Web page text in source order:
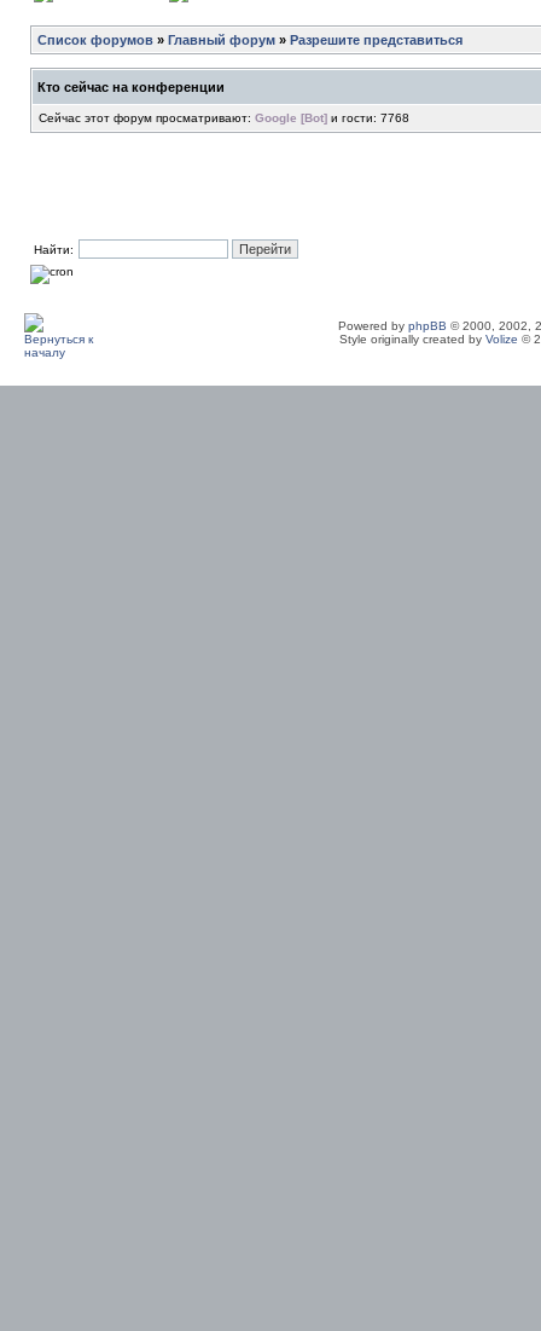
Список форумов » Главный форум » Разрешите представиться
Кто сейчас на конференции
Сейчас этот форум просматривают: Google [Bot] и гости: 7768
Найти:
Powered by phpBB © 2000, 2002,
Style originally created by Volize ©